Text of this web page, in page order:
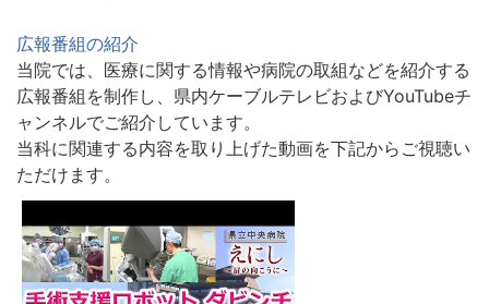
広報番組の紹介
当院では、医療に関する情報や病院の取組などを紹介する
広報番組を制作し、県内ケーブルテレビおよびYouTubeチ
ャンネルでご紹介しています。
当科に関連する内容を取り上げた動画を下記からご視聴い
ただけます。